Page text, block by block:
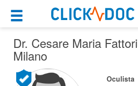
Motore di
Oculista
Cosa possiamo offrirti
Per i pazienti
Dr. Cesare Maria Fattori
Milano
Oculista